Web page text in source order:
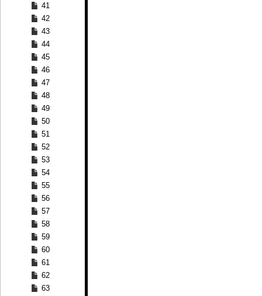
41
42
43
44
45
46
47
48
49
50
51
52
53
54
55
56
57
58
59
60
61
62
63